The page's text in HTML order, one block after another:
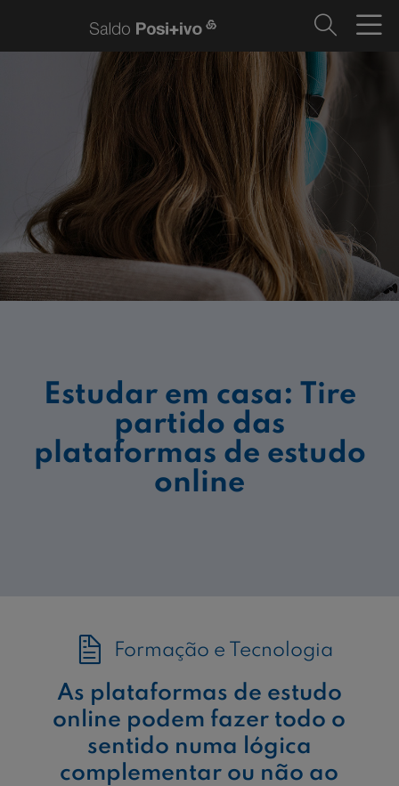
Estudar em casa: Tire
partido das
plataformas de estudo
online
Formação e Tecnologia
As plataformas de estudo
online podem fazer todo o
sentido numa lógica
complementar ou não ao